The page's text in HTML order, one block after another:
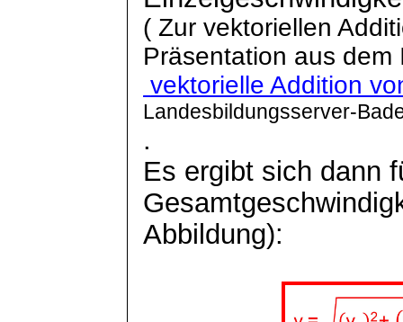
( Zur vektoriellen
Präsentation aus dem
vektorielle Addition
Landesbildungsserver-
.
Es ergibt sich dann
Abbildung):